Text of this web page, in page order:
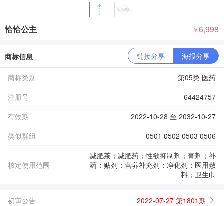
恰恰公主 ￥6,998
商标信息 链接分享 海报分享
商标类别
第05类 医药
注册号
64424757
有效期
2022-10-28 至 2032-10-27
类似群组
0501 0502 0503 0506
核定使用范围
减肥茶；减肥药；性欲抑制剂；膏剂；补
药；贴剂；营养补充剂；净化剂；医用敷
料；卫生巾
初审公告 2022-07-27 第1801期